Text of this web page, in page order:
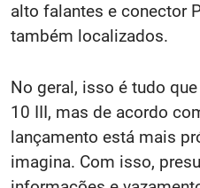
alto falantes e conector
também localizados.
No geral, isso é tudo
10 III, mas de acordo
lançamento está mais
imagina. Com isso,